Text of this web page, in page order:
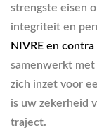
strengste eisen
integriteit en
NIVRE en
samenwerkt
zich inzet voor
is uw zekerheid
traject.